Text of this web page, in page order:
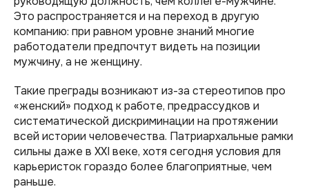
Это распространяется и на переход в другую
компанию: при равном уровне знаний многие
работодатели предпочтут видеть на позиции
мужчину, а не женщину.
Такие преграды возникают из-за стереотипов про
«женский» подход к работе, предрассудков и
систематической дискриминации на протяжении
всей истории человечества. Патриархальные рамки
сильны даже в XXI веке, хотя сегодня условия для
карьеристок гораздо более благоприятные, чем
раньше.